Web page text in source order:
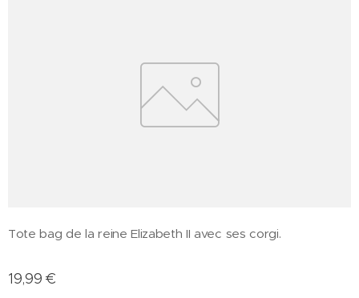
Tote bag de la reine Elizabeth II avec ses corgi.
19,99 €